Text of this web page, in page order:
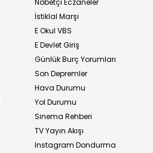
İstiklal Marşı
E Okul VBS
E Devlet Giriş
Günlük Burç Yorumları
Son Depremler
Hava Durumu
Yol Durumu
Sinema Rehberi
TV Yayın Akışı
Instagram Dondurma